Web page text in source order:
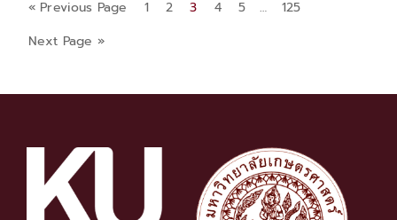
« Previous Page 1 2 3 4 5 …
125
Next Page »